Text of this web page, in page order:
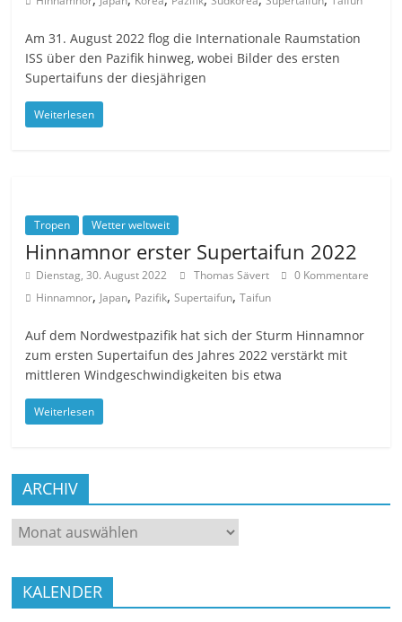
Am 31. August 2022 flog die Internationale Raumstation
ISS über den Pazifik hinweg, wobei Bilder des ersten
Supertaifuns der diesjährigen
Weiterlesen
Tropen Wetter weltweit
Hinnamnor erster Supertaifun 2022
Dienstag, 30. August 2022 Thomas Sävert
0 Kommentare
Hinnamnor, Japan, Pazifik,Supertaifun,Taifun
Auf dem Nordwestpazifik hat sich der Sturm Hinnamnor
zum ersten Supertaifun des Jahres 2022 verstärkt mit
mittleren Windgeschwindigkeiten bis etwa
Weiterlesen
ARCHIV
ARCHIV
KALENDER